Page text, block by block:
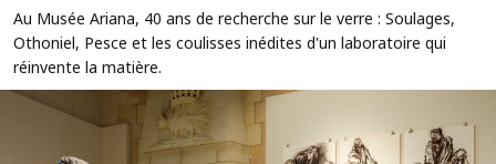
Au Musée Ariana, 40 ans de recherche sur le verre : Soulages,
Othoniel, Pesce et les coulisses inédites d'un laboratoire qui
réinvente la matière.